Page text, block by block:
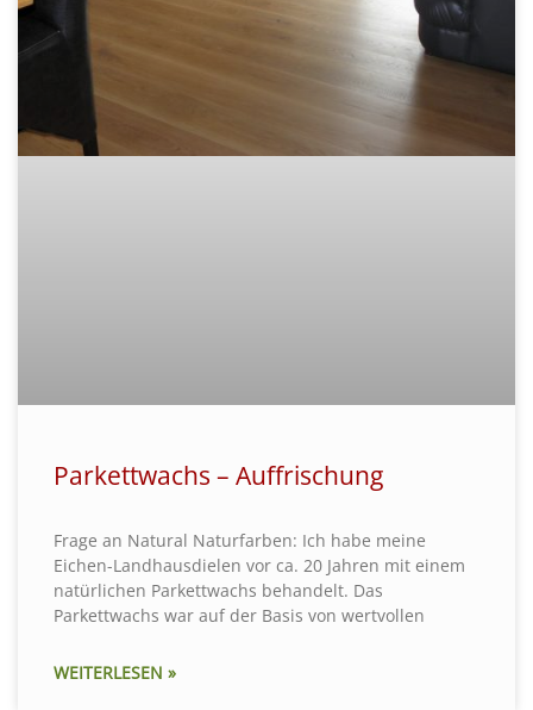
Parkettwachs – Auffrischung
Frage an Natural Naturfarben: Ich habe meine
Eichen-Landhausdielen vor ca. 20 Jahren mit einem
natürlichen Parkettwachs behandelt. Das
Parkettwachs war auf der Basis von wertvollen
WEITERLESEN »